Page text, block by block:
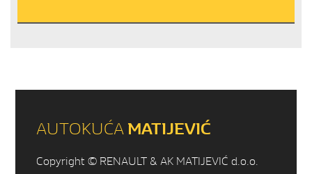
AUTOKUĆA MATIJEVIĆ
Copyright © RENAULT & AK MATIJEVIĆ d.o.o.